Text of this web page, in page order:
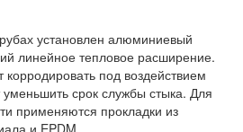
установлен алюминиевый
линейное тепловое расширение.
под воздействием
срок службы стыка. Для
применяются прокладки из